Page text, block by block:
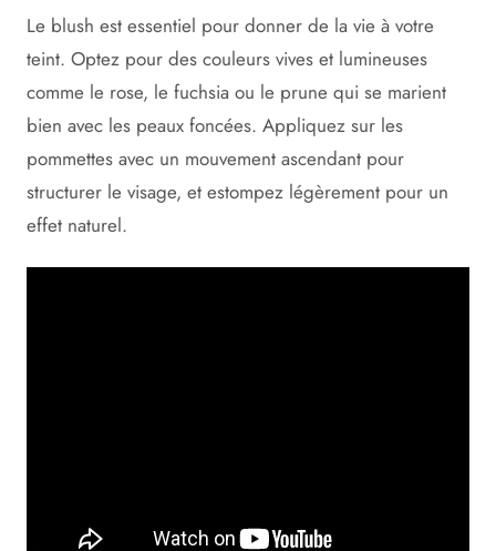
Le blush est essentiel pour donner de la vie à votre
teint. Optez pour des couleurs vives et lumineuses
comme le rose, le fuchsia ou le prune qui se marient
bien avec les peaux foncées. Appliquez sur les
pommettes avec un mouvement ascendant pour
structurer le visage, et estompez légèrement pour un
effet naturel.